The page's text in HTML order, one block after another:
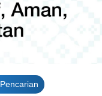
Pencarian